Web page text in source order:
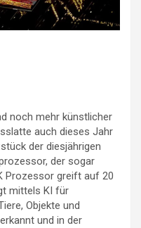
noch mehr künstlicher
auch dieses Jahr
der diesjährigen
der sogar
Prozessor greift auf 20
mittels KI für
Objekte und
und in der